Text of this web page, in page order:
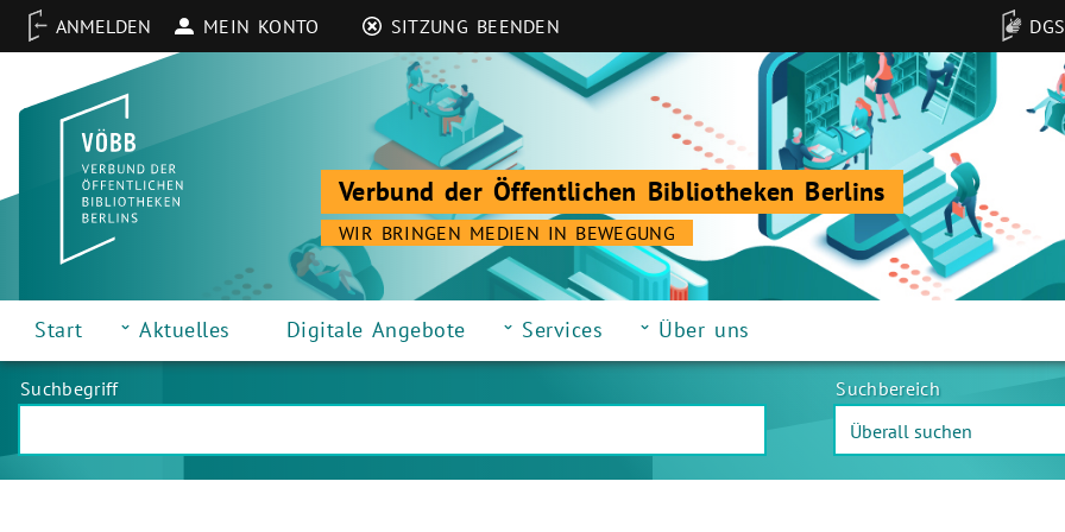
MEIN KONTO SITZUNG BEENDEN DGS
Verbund der Öffentlichen Bibliotheken Berlins
WIR BRINGEN MEDIEN IN BEWEGUNG
Start Aktuelles Digitale Angebote Services Über uns
Suchbegriff Suchbereich